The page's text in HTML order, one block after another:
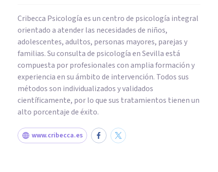
Cribecca Psicología es un centro de psicología integral
orientado a atender las necesidades de niños,
adolescentes, adultos, personas mayores, parejas y
familias. Su consulta de psicología en Sevilla está
compuesta por profesionales con amplia formación y
experiencia en su ámbito de intervención. Todos sus
métodos son individualizados y validados
científicamente, por lo que sus tratamientos tienen un
alto porcentaje de éxito.
www.cribecca.es